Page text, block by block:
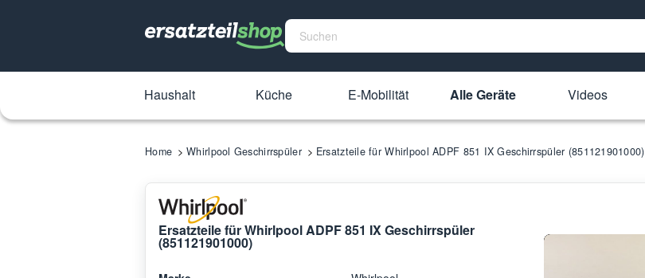
Haushalt Küche E-Mobilität Alle Geräte Videos
Home Whirlpool Geschirrspüler Ersatzteile für Whirlpool ADPF 851 IX Geschirrspüler (851121901000)
Ersatzteile für Whirlpool ADPF 851 IX Geschirrspüler
(851121901000)